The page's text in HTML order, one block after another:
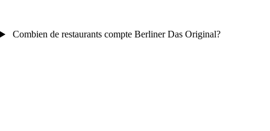
Combien de restaurants compte Berliner Das Original?